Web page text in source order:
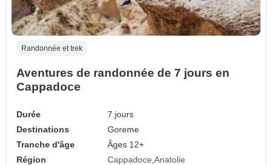
Randonnée et trek
Aventures de randonnée de 7 jours en
Cappadoce
Durée
7 jours
Destinations
Goreme
Tranche d'âge
Âges 12+
Région
Cappadoce Anatolie